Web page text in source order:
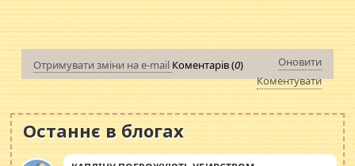
Отримувати зміни на e-mail Коментарів (0)
Оновити
Коментувати
Останнє в блогах